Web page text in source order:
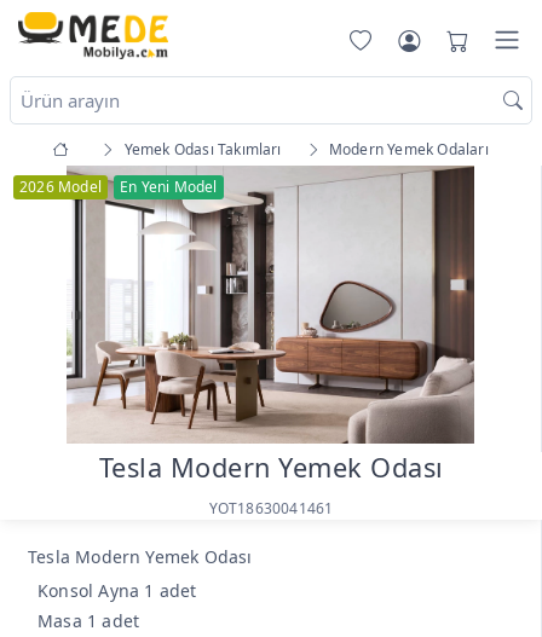
Yemek Odası Takımları
Modern Yemek Odaları
2026 Model
En Yeni Model
Tesla Modern Yemek Odası
YOT18630041461
Tesla Modern Yemek Odası
Konsol Ayna 1 adet
Masa 1 adet